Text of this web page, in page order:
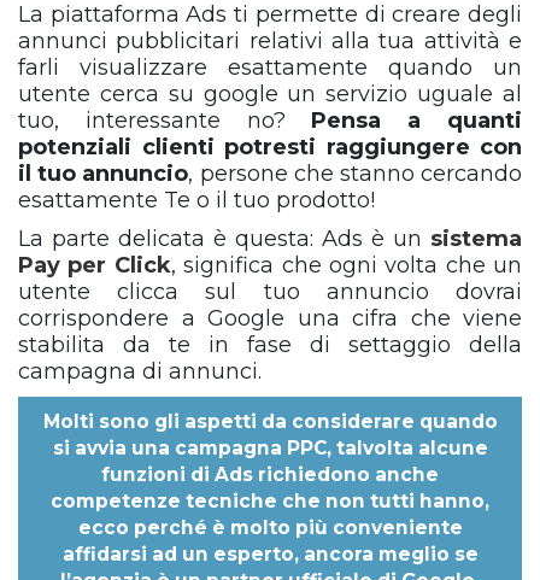
La piattaforma Ads ti permette di creare degli
annunci pubblicitari relativi alla tua attività e
farli visualizzare esattamente quando un
utente cerca su google un servizio uguale al
tuo, interessante no? Pensa a quanti
potenziali clienti potresti raggiungere con
il tuo annuncio, persone che stanno cercando
esattamente Te o il tuo prodotto!
La parte delicata è questa: Ads è un sistema
Pay per Click, significa che ogni volta che un
utente clicca sul tuo annuncio dovrai
corrispondere a Google una cifra che viene
stabilita da te in fase di settaggio della
campagna di annunci.
Molti sono gli aspetti da considerare quando
si avvia una campagna PPC, talvolta alcune
funzioni di Ads richiedono anche
competenze tecniche che non tutti hanno,
ecco perché è molto più conveniente
affidarsi ad un esperto, ancora meglio se